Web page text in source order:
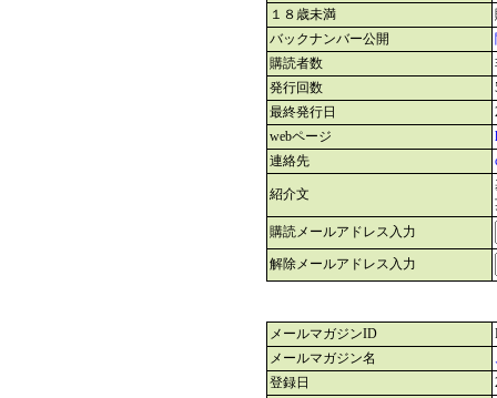
１８歳未満
バックナンバー公開
購読者数
発行回数
最終発行日
webページ
連絡先
紹介文
購読メールアドレス入力
解除メールアドレス入力
メールマガジンID
メールマガジン名
登録日